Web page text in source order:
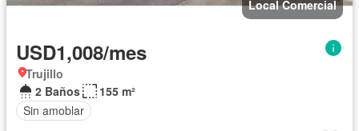
Local Comercial
USD1,008/mes
Trujillo
2 Baños
155 m²
Sin amoblar